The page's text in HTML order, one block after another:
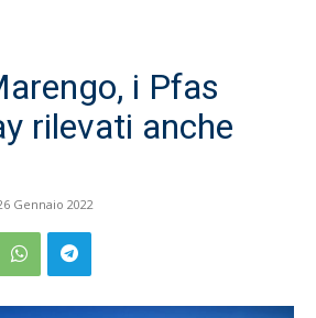
i Pfas
rilevati anche
Gennaio 2022